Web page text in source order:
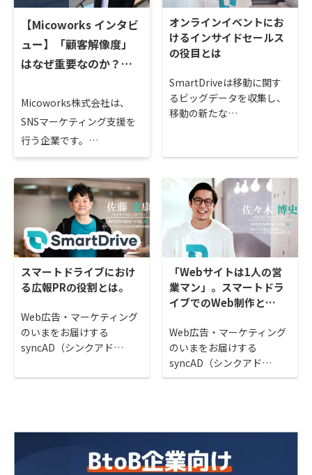
【Micoworks インタビ
ュー】「顧客解像度」
はなぜ重要なのか？…
Micoworks株式会社は、
SNSマーケティング支援を
行う企業です。…
オンラインイベントにお
けるインサイドセールス
の役目とは
SmartDriveは移動に関す
るビッグデータを収集し、
移動の新たな…
スマートドライブにおけ
る広報PRの役割とは。
Web広告・マーケティング
のいまをお届けする
syncAD（シンクアド…
「Webサイトは1人の営
業マン」。スマートドラ
イブでのWeb制作と…
Web広告・マーケティング
のいまをお届けする
syncAD（シンクアド…